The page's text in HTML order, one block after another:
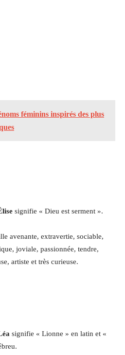
féminins inspirés des plus
signifie « Dieu est serment ».
avenante, extravertie, sociable,
joviale, passionnée, tendre,
artiste et très curieuse.
signifie « Lionne » en latin et «